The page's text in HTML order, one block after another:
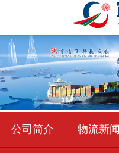
公司简介 物流新闻